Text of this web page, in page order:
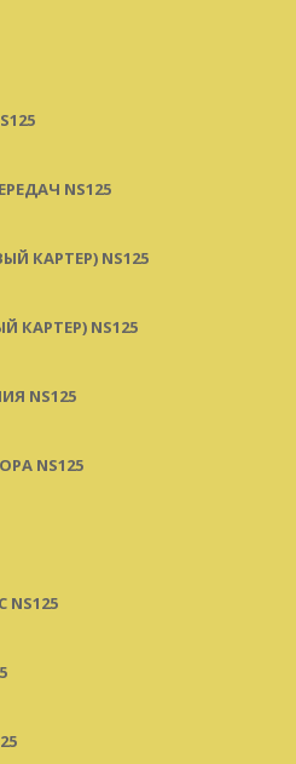
NS125
КАРТЕР) NS125
КАРТЕР) NS125
NS125
NS125